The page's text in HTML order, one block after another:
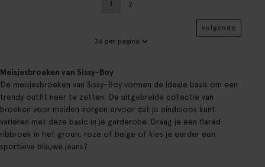
Huidige pagina
1
Vorige
2
volgende
Meisjesbroeken van Sissy-Boy
De meisjesbroeken van Sissy-Boy vormen de ideale basis om een
trendy outfit neer te zetten. De uitgebreide collectie van
broeken voor meiden zorgen ervoor dat je eindeloos kunt
variëren met deze basic in je garderobe. Draag je een flared
ribbroek in het groen, roze of beige of kies je eerder een
sportieve blauwe jeans?